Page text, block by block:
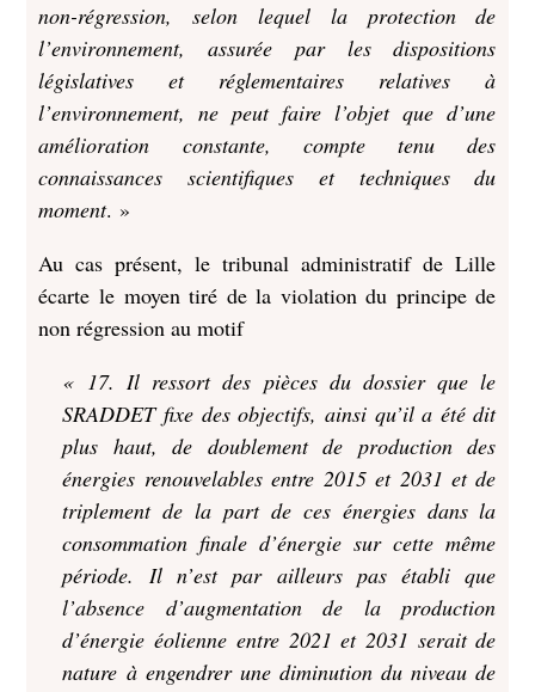
non-régression, selon lequel la protection de
l’environnement, assurée par les dispositions
législatives et réglementaires relatives à
l’environnement, ne peut faire l’objet que d’une
amélioration constante, compte tenu des
connaissances scientifiques et techniques du
moment. »
Au cas présent, le tribunal administratif de Lille
écarte le moyen tiré de la violation du principe de
non régression au motif
« 17. Il ressort des pièces du dossier que le
SRADDET fixe des objectifs, ainsi qu’il a été dit
plus haut, de doublement de production des
énergies renouvelables entre 2015 et 2031 et de
triplement de la part de ces énergies dans la
consommation finale d’énergie sur cette même
période. Il n’est par ailleurs pas établi que
l’absence d’augmentation de la production
d’énergie éolienne entre 2021 et 2031 serait de
nature à engendrer une diminution du niveau de